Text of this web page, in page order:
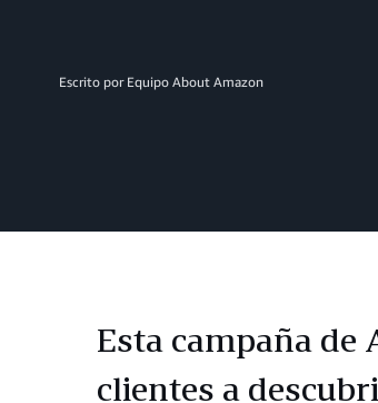
Escrito por Equipo About Amazon
Esta campaña de
clientes a